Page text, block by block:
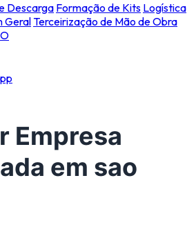
Descarga Formação de Kits Logística
GeralTerceirização de Mão de Obra
Empresa
em sao